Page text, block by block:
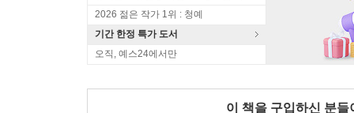
2026 젊은 작가 1위 : 청예
기간 한정 특가 도서
오직, 예스24에서만
이 책을 구입하신 분